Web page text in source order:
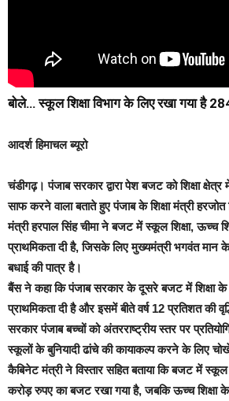
बोले… स्कूल शिक्षा विभाग के लिए रखा गया है
आदर्श हिमाचल ब्यूरो
चंडीगढ़। पंजाब सरकार द्वारा पेश बजट को शिक्षा क्षेत्र
साफ करने वाला बताते हुए पंजाब के शिक्षा मंत्री
मंत्री हरपाल सिंह चीमा ने बजट में स्कूल शिक्षा, ऊच्च
प्राथमिकता दी है, जिसके लिए मुख्यमंत्री भगवंत मान
बधाई की पात्र है।
बैंस ने कहा कि पंजाब सरकार के दूसरे बजट में शिक्षा
प्राथमिकता दी है और इसमें बीते वर्ष 12 प्रतिशत की
सरकार पंजाब बच्चों को अंतरराष्ट्रीय स्तर पर
स्कूलों के बुनियादी ढांचे की कायाकल्प करने के लिए
कैबिनेट मंत्री ने विस्तार सहित बताया कि बजट में स्कूल
करोड़ रुपए का बजट रखा गया है, जबकि ऊच्च शिक्षा